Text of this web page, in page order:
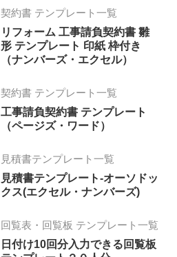
契約書 テンプレート一覧
リフォーム 工事請負契約書 雛
形 テンプレート 印紙 枠付き
（ナンバーズ・エクセル）
契約書 テンプレート一覧
工事請負契約書 テンプレート
（ページズ・ワード）
見積書テンプレート一覧
見積書テンプレート-オーソドッ
クス(エクセル・ナンバーズ)
回覧表・回覧板 テンプレート一覧
日付け10回分入力できる回覧板